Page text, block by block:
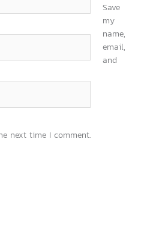
Save
my
name,
email,
and
next time I comment.